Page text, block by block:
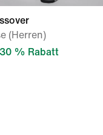
(Herren)
30 % Rabatt